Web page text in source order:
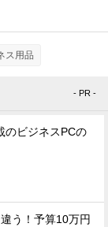
ス用品
- PR -
のビジネスPCの
う！予算10万円